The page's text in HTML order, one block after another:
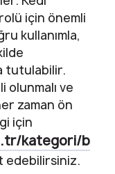
için önemli
kullanımla,
tutulabilir.
olunmalı ve
zaman ön
için
kategori/b
edebilirsiniz.